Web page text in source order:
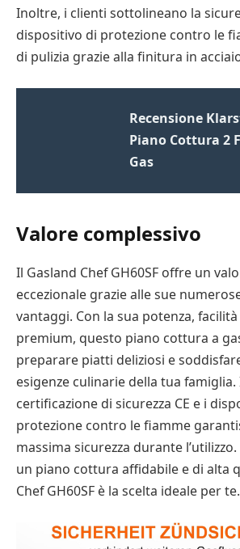
Inoltre, i clienti sottolineano la
dispositivo di protezione contro le
di pulizia grazie alla finitura in
Recensione
Piano Cottura 2
Gas
Valore complessivo
Il Gasland Chef GH60SF offre un
eccezionale grazie alle sue
vantaggi. Con la sua potenza, facilità
premium, questo piano cottura a
preparare piatti deliziosi e
esigenze culinarie della tua
certificazione di sicurezza CE e i
protezione contro le fiamme
massima sicurezza durante
un piano cottura affidabile e di alta
Chef GH60SF è la scelta ideale per te.